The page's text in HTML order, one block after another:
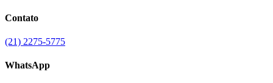
Contato
(21) 2275-5775
WhatsApp